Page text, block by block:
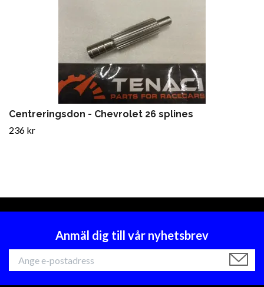
Centreringsdon - Chevrolet 26 splines
236 kr
Anmäl dig till vår nyhetsbrev